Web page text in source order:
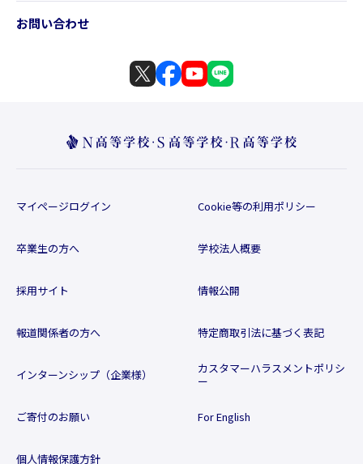
お問い合わせ
マイページログイン
卒業生の方へ
採用サイト
報道関係者の方へ
インターンシップ（企業様）
ご寄付のお願い
個人情報保護方針
Cookie等の利用ポリシー
学校法人概要
情報公開
特定商取引法に基づく表記
カスタマーハラスメントポリシ
ー
For English